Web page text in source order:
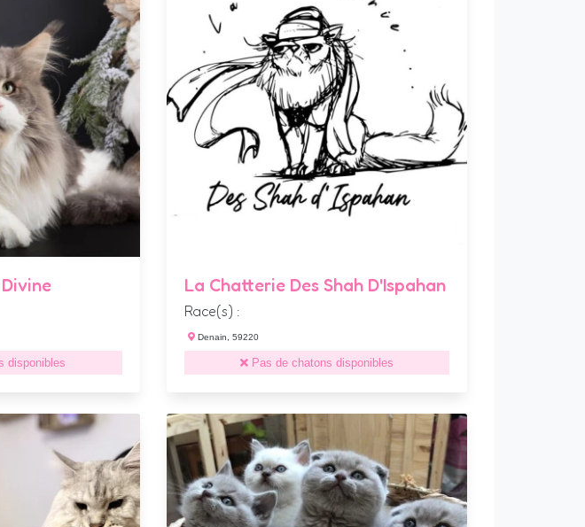
disponibles
La Chatterie Des Shah D'Ispahan
Race(s) :
Denain, 59220
Pas de chatons disponibles